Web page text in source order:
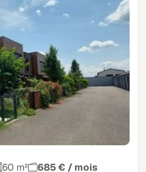
60 m² 685 € / mois